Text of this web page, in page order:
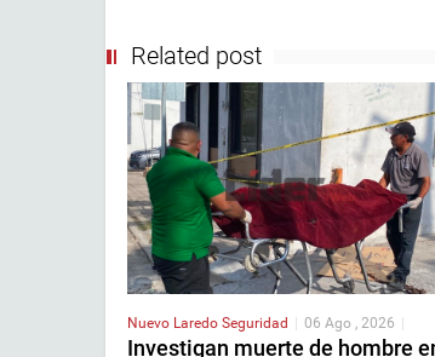
Related post
Nuevo Laredo Seguridad 06 Ago , 2026
Investigan muerte de hombre